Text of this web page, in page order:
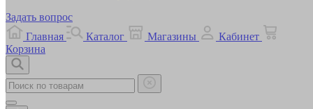
Задать вопрос
Главная
Каталог Магазины
Кабинет
Корзина